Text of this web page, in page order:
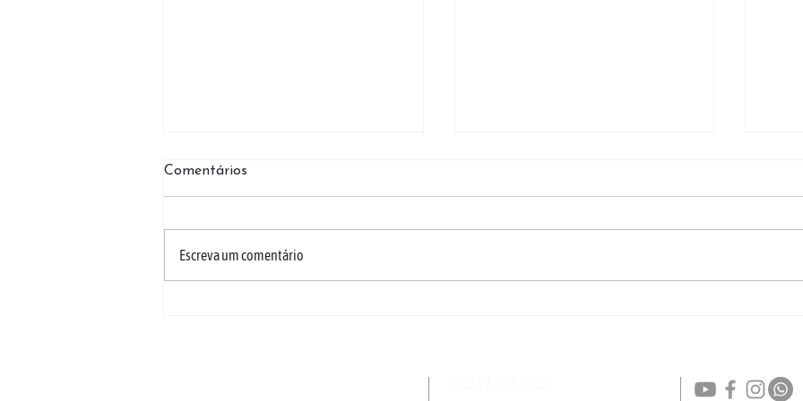
Comentários
Escreva um comentário